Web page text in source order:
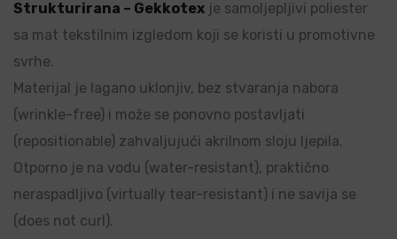
Strukturirana – Gekkotex je samoljepljivi poliester
sa mat tekstilnim izgledom koji se koristi u promotivne
svrhe.
Materijal je lagano uklonjiv, bez stvaranja nabora
(wrinkle-free) i može se ponovno postavljati
(repositionable) zahvaljujući akrilnom sloju ljepila.
Otporno je na vodu (water-resistant), praktično
neraspadljivo (virtually tear-resistant) i ne savija se
(does not curl).